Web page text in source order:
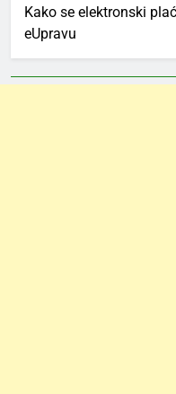
Kako se elektronski
eUpravu